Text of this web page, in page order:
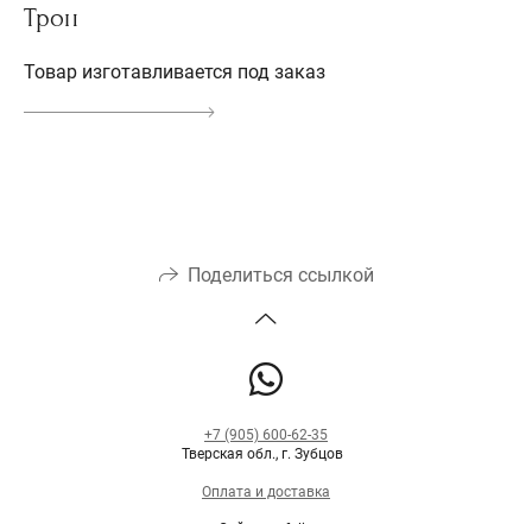
Трон
Товар изготавливается под заказ
Поделиться ссылкой
+7 (905) 600-62-35
Тверская обл., г. Зубцов
Оплата и доставка